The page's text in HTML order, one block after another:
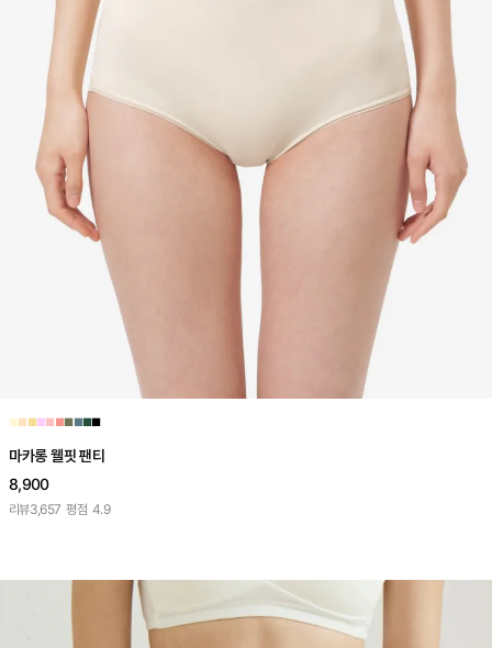
■■■■■■■■■■
마카롱 웰핏 팬티
8,900
리뷰3,657 평점 4.9